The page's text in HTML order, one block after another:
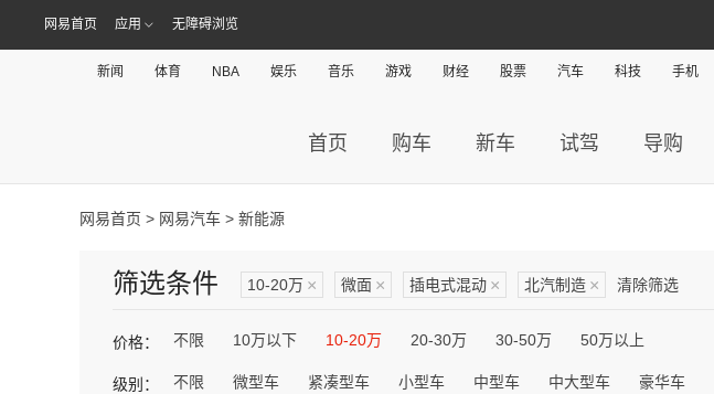
网易首页 应用 无障碍浏览
新闻 体育 NBA 娱乐 音乐 游戏 财经 股票 汽车 科技 手机
首页 购车 新车 试驾 导购
网易首页 > 网易汽车 > 新能源
筛选条件 10-20万 × 微面 × 插电式混动 × 北汽制造 × 清除筛选
价格： 不限 10万以下 10-20万 20-30万 30-50万 50万以上
级别： 不限 微型车 紧凑型车 小型车 中型车 中大型车 豪华车